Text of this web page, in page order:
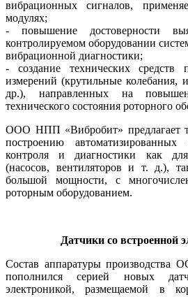
вибрационных сигналов,
модулях;
- повышение достоверности
контролируемом оборудовании
вибрационной диагностики;
- создание технических средств
измерений (крутильные колебания,
др.), направленных на
технического состояния роторного
ООО НПП «Вибробит» предлагает
построению автоматизированных
контроля и диагностики как
(насосов, вентиляторов и т. д.),
большой мощности, с
роторным оборудованием.
Датчики со встроенной
Состав аппаратуры
пополнился серией новых
электроникой, размещаемой в